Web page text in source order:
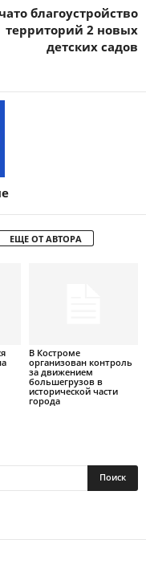
благоустройство
территорий 2 новых
детских садов
ЕЩЕ ОТ АВТОРА
В Костроме
организован контроль
за движением
большегрузов в
исторической части
города